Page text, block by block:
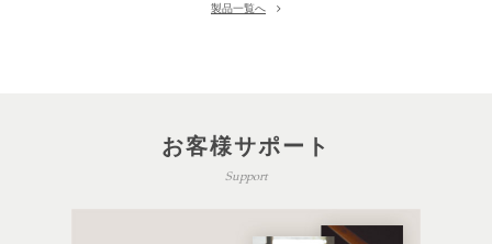
製品一覧へ
お客様サポート
Support